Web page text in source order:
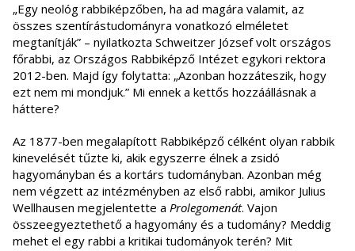
„Egy neológ rabbiképzőben, ha ad magára valamit, az
összes szentírástudományra vonatkozó elméletet
megtanítják” – nyilatkozta Schweitzer József volt országos
főrabbi, az Országos Rabbiképző Intézet egykori rektora
2012-ben. Majd így folytatta: „Azonban hozzáteszik, hogy
ezt nem mi mondjuk.” Mi ennek a kettős hozzáállásnak a
háttere?
Az 1877-ben megalapított Rabbiképző célként olyan rabbik
kinevelését tűzte ki, akik egyszerre élnek a zsidó
hagyományban és a kortárs tudományban. Azonban még
nem végzett az intézményben az első rabbi, amikor Julius
Wellhausen megjelentette a Prolegomenát. Vajon
összeegyeztethető a hagyomány és a tudomány? Meddig
mehet el egy rabbi a kritikai tudományok terén? Mit